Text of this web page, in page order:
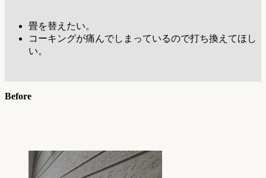
畳を替えたい。
コーキングが痛んでしまっているので打ち換えてほし
い。
Before